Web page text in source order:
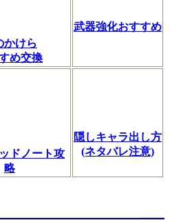
かけら
め交換
武器強化おすすめ
ドノート攻
略
隠しキャラ出し方
(ネタバレ注意)